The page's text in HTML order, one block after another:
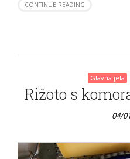
CONTINUE READING
Glavna jela
Rižoto s
04/